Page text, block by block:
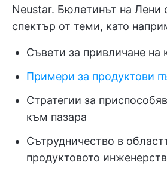
Neustar. Бюлетинът на
спектър от теми, като
Съвети за привличане на
Примери за продуктови
Стратегии за
към пазара
Сътрудничество в
продуктовото